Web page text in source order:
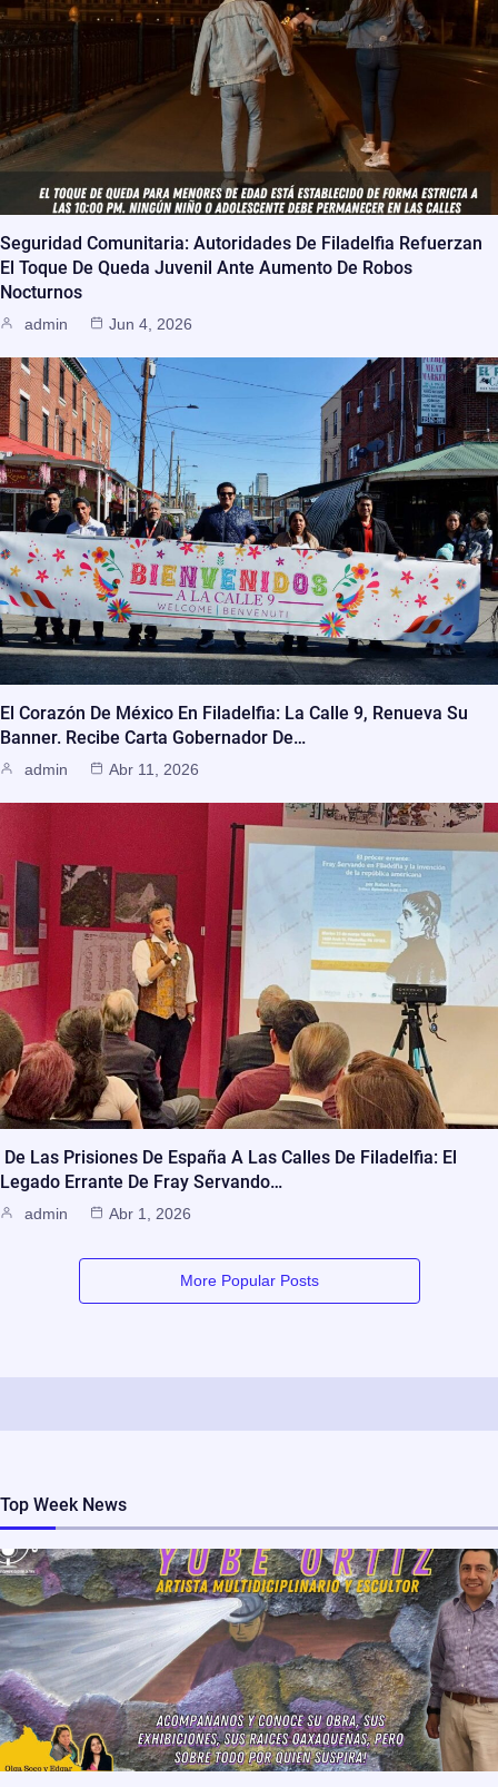
Seguridad Comunitaria: Autoridades De Filadelfia Refuerzan
El Toque De Queda Juvenil Ante Aumento De Robos
Nocturnos
admin Jun 4, 2026
El Corazón De México En Filadelfia: La Calle 9, Renueva Su
Banner. Recibe Carta Gobernador De…
admin Abr 11, 2026
De Las Prisiones De España A Las Calles De Filadelfia: El
Legado Errante De Fray Servando…
admin Abr 1, 2026
More Popular Posts
Top Week News